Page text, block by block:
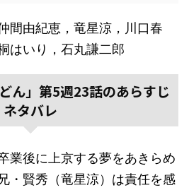
間由紀恵，竜星涼，川口春
はいり，石丸謙二郎
ん」第5週23話のあらすじ
ネタバレ
業後に上京する夢をあきらめ
・賢秀（竜星涼）は責任を感